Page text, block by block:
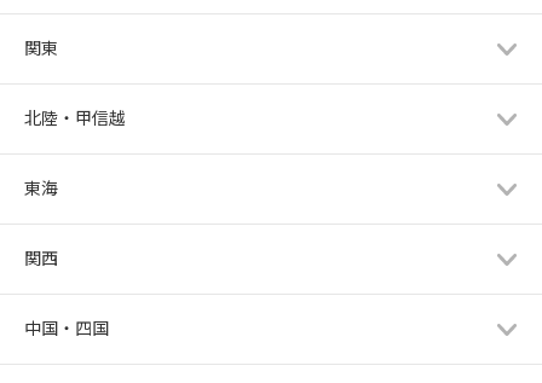
関東
北陸・甲信越
東海
関西
中国・四国